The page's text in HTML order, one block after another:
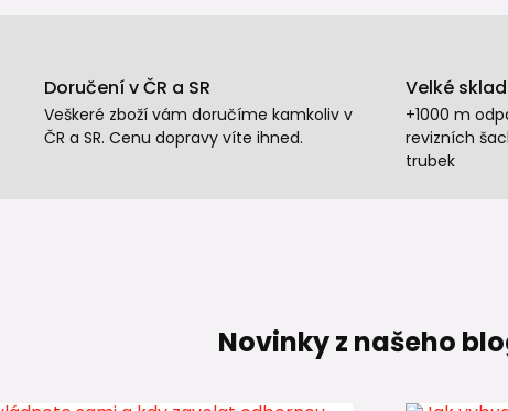
Doručení v ČR a SR
Veškeré zboží vám doručíme kamkoliv v
ČR a SR. Cenu dopravy víte ihned.
Velké
+1000 m
revizních
trubek
Novinky z našeho